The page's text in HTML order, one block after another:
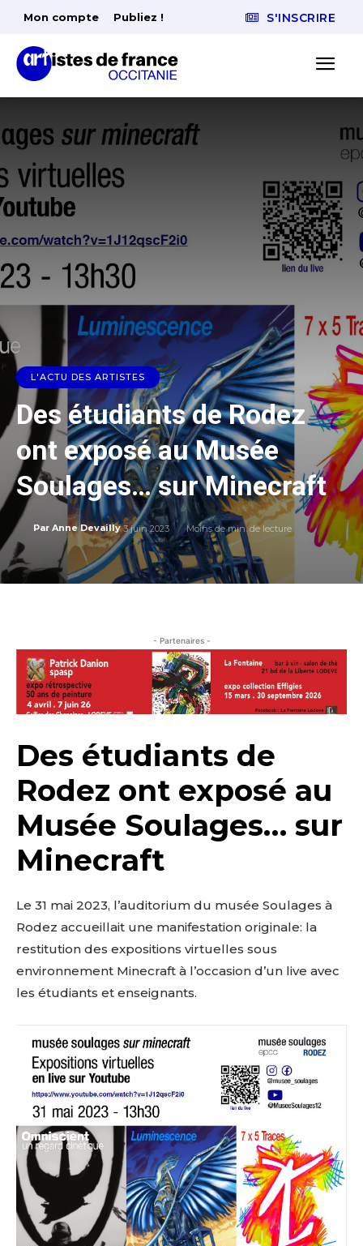
Mon compte Publiez ! S'INSCRIRE
L'ACTU DES ARTISTES
Des étudiants de Rodez
ont exposé au Musée
Soulages… sur Minecraft
Par Anne Devailly 3 juin 2023 Moins demin. de lecture
- Partenaires -
Des étudiants de
Rodez ont exposé au
Musée Soulages… sur
Minecraft
Le 31 mai 2023, l’auditorium du musée Soulages à
Rodez accueillait une manifestation originale: la
restitution des expositions virtuelles sous
environnement Minecraft à l’occasion d’un live avec
les étudiants et enseignants.